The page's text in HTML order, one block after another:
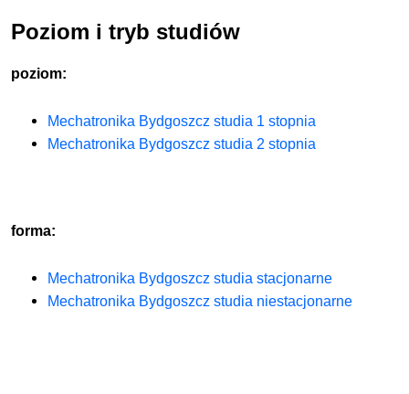
Poziom i tryb studiów
poziom:
Mechatronika Bydgoszcz studia 1 stopnia
Mechatronika Bydgoszcz studia 2 stopnia
forma:
Mechatronika Bydgoszcz studia stacjonarne
Mechatronika Bydgoszcz studia niestacjonarne